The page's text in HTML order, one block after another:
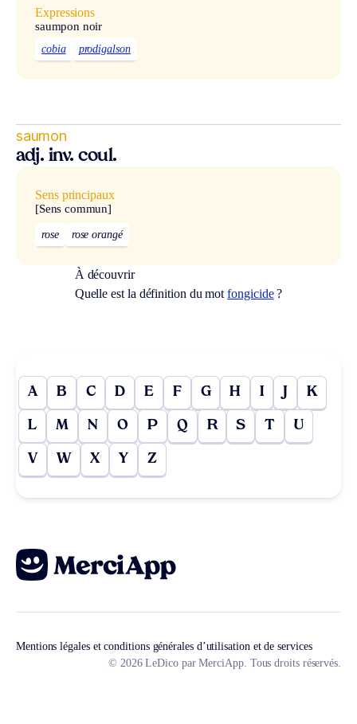
Expressions
saumpon noir
cobia prodigalson
saumon
adj. inv. coul.
Sens principaux
[Sens commun]
rose rose orangé
À découvrir
Quelle est la définition du motfongicide?
A B C D E F G H I J K
L M N O P Q R S T U
V W X Y Z
Mentions légales et conditions générales d’utilisation et de services
© 2026 LeDico par MerciApp. Tous droits réservés.